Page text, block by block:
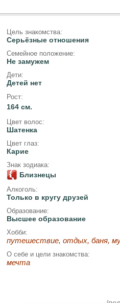
Цель знакомства:
Серьёзные отношения
Семейное положение:
Не замужем
Дети:
Детей нет
Рост:
164 см.
Цвет волос:
Шатенка
Цвет глаз:
Карие
Знак зодиака:
Близнецы
Алкоголь:
Только в кругу друзей
Образование:
Высшее образование
Хобби:
путешествие, отдых, баня,
О себе и цели знакомства:
мечта